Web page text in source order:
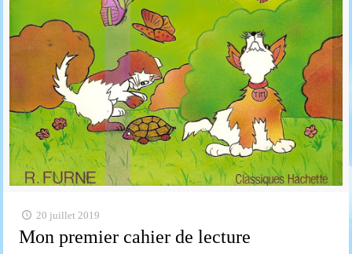
20 juillet 2019
Mon premier cahier de lecture